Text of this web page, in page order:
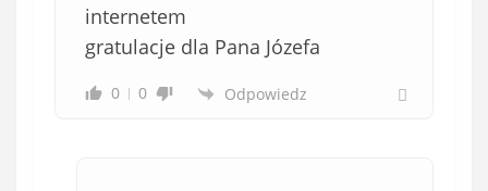
internetem
gratulacje dla Pana Józefa
0 0 Odpowiedz